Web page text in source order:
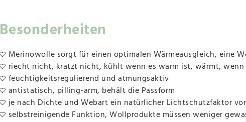
Besonderheiten
Merinowolle sorgt für einen optimalen Wärmeausgleich, eine
riecht nicht, kratzt nicht, kühlt wenn es warm ist, wärmt,
feuchtigkeitsregulierend und atmungsaktiv
antistatisch, pilling-arm, behält die Passform
je nach Dichte und Webart ein natürlicher Lichtschutzfaktor
selbstreinigende Funktion, Wollprodukte müssen weniger